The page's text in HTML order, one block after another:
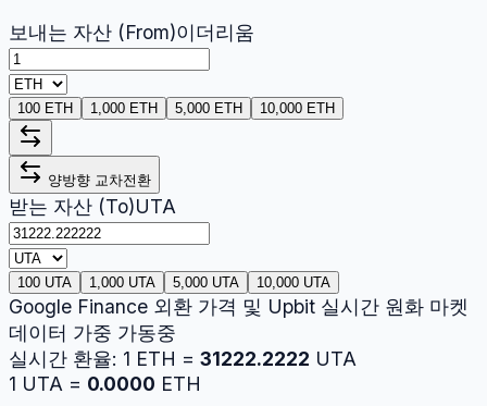
보내는 자산 (From)이더리움
100 ETH 1,000 ETH 5,000 ETH 10,000 ETH
양방향 교차전환
받는 자산 (To)UTA
100 UTA 1,000 UTA 5,000 UTA 10,000 UTA
Google Finance 외환 가격 및 Upbit 실시간 원화 마켓
데이터 가중 가동중
실시간 환율: 1 ETH = 31222.2222 UTA
1 UTA = 0.0000 ETH